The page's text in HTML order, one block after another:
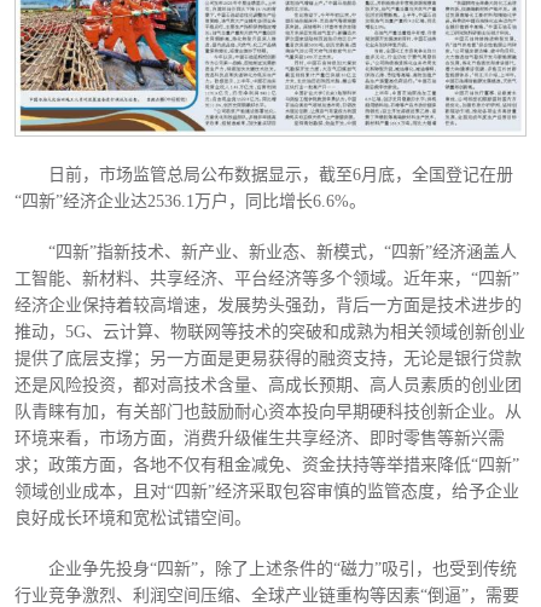
日前，市场监管总局公布数据显示，截至6月底，全国登记在册
“四新”经济企业达2536.1万户，同比增长6.6%。
“四新”指新技术、新产业、新业态、新模式，“四新”经济涵盖人
工智能、新材料、共享经济、平台经济等多个领域。近年来，“四新”
经济企业保持着较高增速，发展势头强劲，背后一方面是技术进步的
推动，5G、云计算、物联网等技术的突破和成熟为相关领域创新创业
提供了底层支撑；另一方面是更易获得的融资支持，无论是银行贷款
还是风险投资，都对高技术含量、高成长预期、高人员素质的创业团
队青睐有加，有关部门也鼓励耐心资本投向早期硬科技创新企业。从
环境来看，市场方面，消费升级催生共享经济、即时零售等新兴需
求；政策方面，各地不仅有租金减免、资金扶持等举措来降低“四新”
领域创业成本，且对“四新”经济采取包容审慎的监管态度，给予企业
良好成长环境和宽松试错空间。
企业争先投身“四新”，除了上述条件的“磁力”吸引，也受到传统
行业竞争激烈、利润空间压缩、全球产业链重构等因素“倒逼”，需要